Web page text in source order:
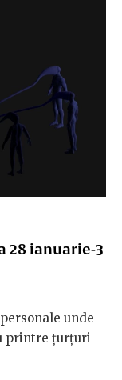
28 ianuarie-3
unde
printre țurțuri